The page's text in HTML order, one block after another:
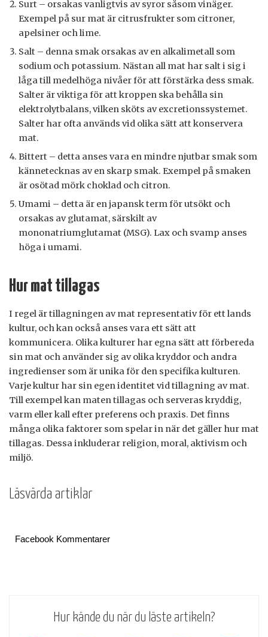
Surt – orsakas vanligtvis av syror såsom vinäger.
Exempel på sur mat är citrusfrukter som citroner,
apelsiner och lime.
Salt – denna smak orsakas av en alkalimetall som
sodium och potassium. Nästan all mat har salt i sig i
låga till medelhöga nivåer för att förstärka dess smak.
Salter är viktiga för att kroppen ska behålla sin
elektrolytbalans, vilken sköts av excretionssystemet.
Salter har ofta används vid olika sätt att konservera
mat.
Bittert – detta anses vara en mindre njutbar smak som
kännetecknas av en skarp smak. Exempel på smaken
är osötad mörk choklad och citron.
Umami – detta är en japansk term för utsökt och
orsakas av glutamat, särskilt av
mononatriumglutamat (MSG). Lax och svamp anses
höga i umami.
Hur mat tillagas
I regel är tillagningen av mat representativ för ett lands
kultur, och kan också anses vara ett sätt att
kommunicera. Olika kulturer har egna sätt att förbereda
sin mat och använder sig av olika kryddor och andra
ingredienser som är unika för den specifika kulturen.
Varje kultur har sin egen identitet vid tillagning av mat.
Till exempel kan maten tillagas och serveras kryddig,
varm eller kall efter preferens och praxis. Det finns
många olika faktorer som spelar in när det gäller hur mat
tillagas. Dessa inkluderar religion, moral, aktivism och
miljö.
Läsvärda artiklar
Facebook Kommentarer
Hur kände du när du läste artikeln?